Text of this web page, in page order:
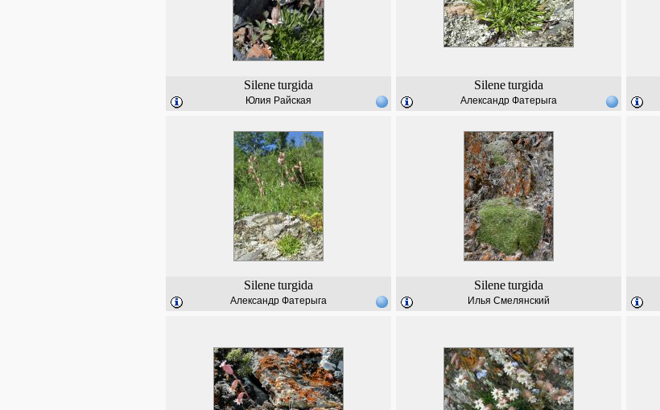
Sileneturgida
Юлия Райская
Sileneturgida
Александр Фатерыга
Sileneturgida
Александр Фатерыга
Sileneturgida
Илья Смелянский